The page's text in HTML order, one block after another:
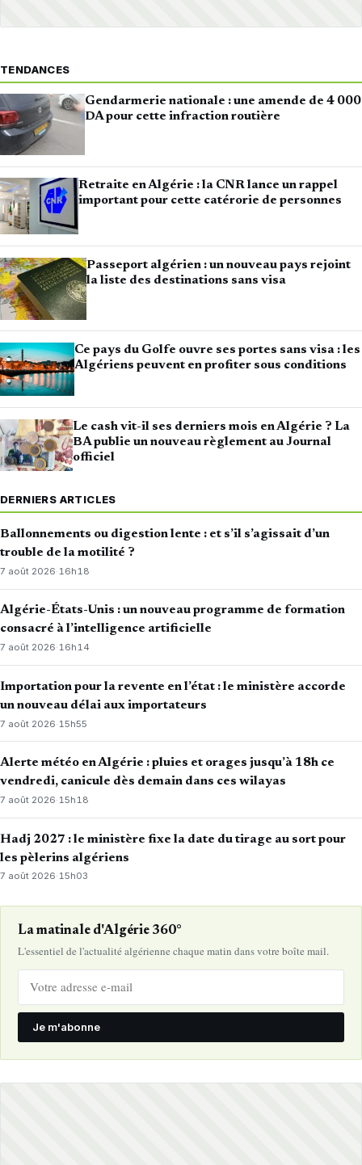
TENDANCES
Gendarmerie nationale : une amende de 4 000
DA pour cette infraction routière
Retraite en Algérie : la CNR lance un rappel
important pour cette catérorie de personnes
Passeport algérien : un nouveau pays rejoint
la liste des destinations sans visa
Ce pays du Golfe ouvre ses portes sans visa : les
Algériens peuvent en profiter sous conditions
Le cash vit-il ses derniers mois en Algérie ? La
BA publie un nouveau règlement au Journal
officiel
DERNIERS ARTICLES
Ballonnements ou digestion lente : et s’il s’agissait d’un
trouble de la motilité ?
7 août 2026·16h18
Algérie-États-Unis : un nouveau programme de formation
consacré à l’intelligence artificielle
7 août 2026·16h14
Importation pour la revente en l’état : le ministère accorde
un nouveau délai aux importateurs
7 août 2026· 15h55
Alerte météo en Algérie : pluies et orages jusqu’à 18h ce
vendredi, canicule dès demain dans ces wilayas
7 août 2026·15h18
Hadj 2027 : le ministère fixe la date du tirage au sort pour
les pèlerins algériens
7 août 2026·15h03
La matinale d'Algérie 360°
L'essentiel de l'actualité algérienne chaque matin dans votre boîte mail.
Je m'abonne